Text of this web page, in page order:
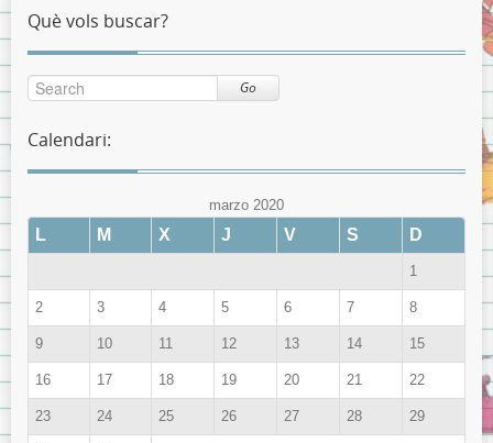
Què vols buscar?
Go
Calendari:
marzo 2020
L M X J V S D
1
2 3 4 5 6 7 8
9 10 11 12 13 14 15
16 17 18 19 20 21 22
23 24 25 26 27 28 29